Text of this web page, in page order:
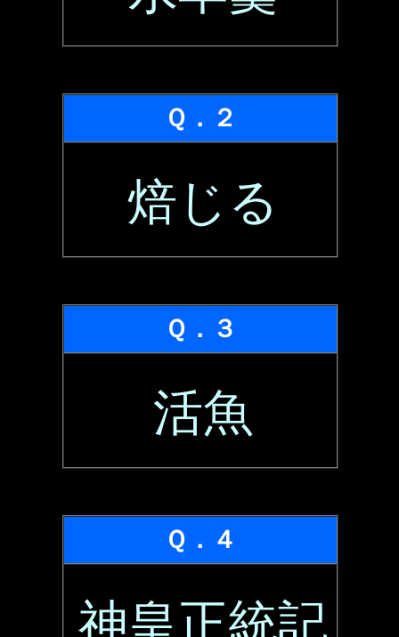
Ｑ．２
焙じる
Ｑ．３
活魚
Ｑ．４
神皇正統記